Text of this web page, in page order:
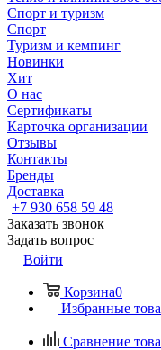
Спорт и туризм
Спорт
Туризм и кемпинг
Новинки
Хит
О нас
Сертификаты
Карточка организации
Отзывы
Контакты
Бренды
Доставка
‪+7 930 658 59 48
Заказать звонок
Задать вопрос
Войти
Корзина0
Избранные
Сравнение